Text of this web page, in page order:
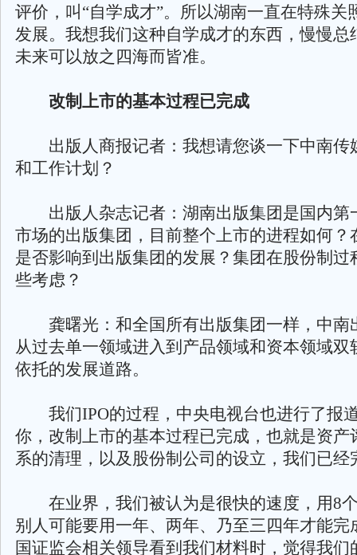
评价，叫“自学成才”。所以湖南一直在特殊关
发展。我想我们这种自学成才的东西，慢慢总
未来可以放之四海而皆准。
改制上市的基本过程已完成
出版人商报记者：我想请您谈一下中南传
和工作计划？
出版人杂志记者：湖南出版集团是国内第
市场的出版集团，目前整个上市的进程如何？
是否影响到出版集团的发展？集团在股份制过
些考虑？
龚曙光：和全国所有出版集团一样，中南
从过去单一领域进入到产品领域和资本领域双
依托的发展道路。
我们IPO的过程，中央电视台也进行了报
你，改制上市的基本过程已完成，也就是资产
系的清理，以及股份制公司的设立，我们已经
在业界，我们被认为是很快的速度，用8
别人可能要用一年、两年、乃至三四年才能完
国证监会相关领导看到我们材料时，觉得我们